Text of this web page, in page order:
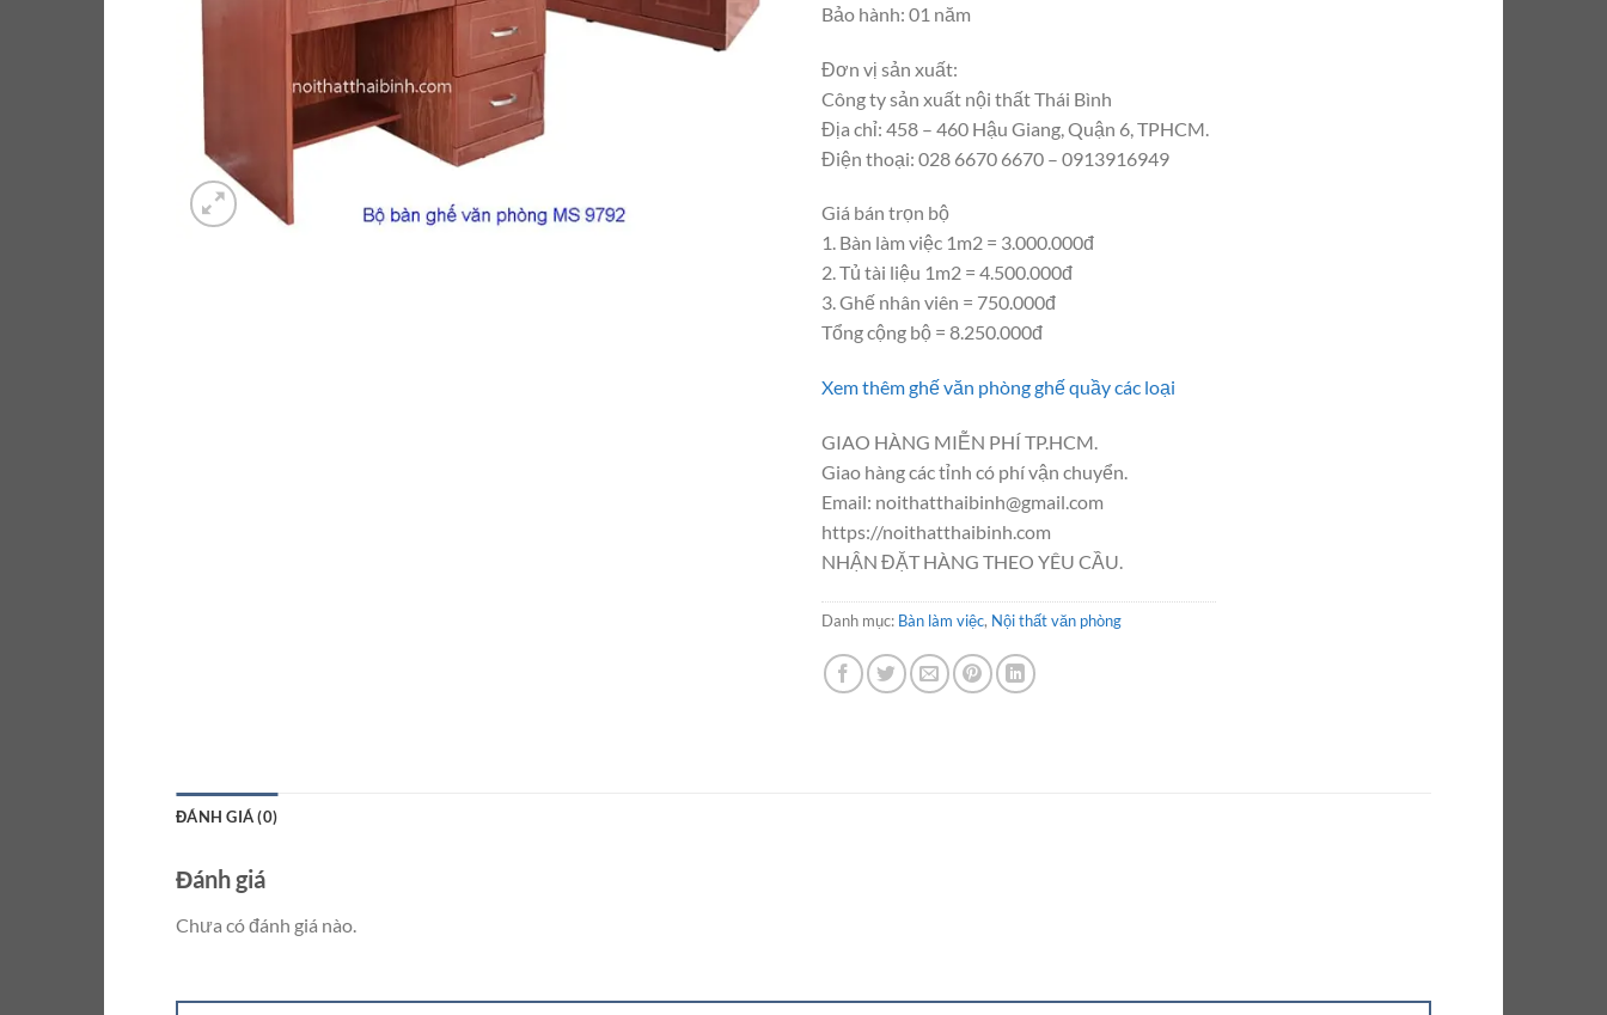
Bảo hành: 01 năm
Đơn vị sản xuất:
Công ty sản xuất nội thất Thái Bình
Địa chỉ: 458 – 460 Hậu Giang, Quận 6, TPHCM.
Điện thoại: 028 6670 6670 – 0913916949
Giá bán trọn bộ
1. Bàn làm việc 1m2 = 3.000.000đ
2. Tủ tài liệu 1m2 = 4.500.000đ
3. Ghế nhân viên = 750.000đ
Tổng cộng bộ = 8.250.000đ
Xem thêm ghế văn phòng ghế quầy các loại
GIAO HÀNG MIỄN PHÍ TP.HCM.
Giao hàng các tỉnh có phí vận chuyển.
Email: noithatthaibinh@gmail.com
https://noithatthaibinh.com
NHẬN ĐẶT HÀNG THEO YÊU CẦU.
Danh mục: Bàn làm việc, Nội thất văn phòng
ĐÁNH GIÁ (0)
Đánh giá
Chưa có đánh giá nào.